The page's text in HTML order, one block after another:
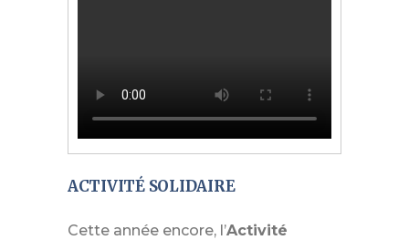
ACTIVITÉ SOLIDAIRE
Cette année encore, l’Activité